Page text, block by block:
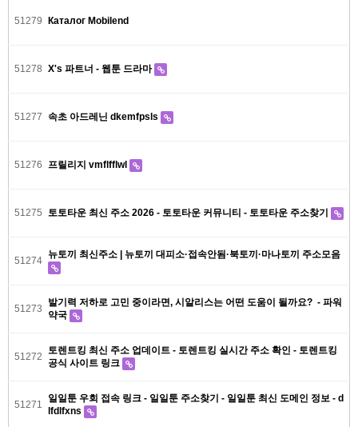
51279 Каталог Mobilend
51278 X's 파트너 - 웹툰 드라마
51277 속초 아드레닌 dkemfpsls
51276 프릴리지 vmflfflwl
51275 토토타운 최신 주소 2026 - 토토타운 커뮤니티 - 토토타운 주소찾기
51274
뉴토끼 최신주소 | 뉴토끼 대피소·접속안됨·북토끼·마나토끼 주소모음
51273
발기력 저하로 고민 중이라면, 시알리스는 어떤 도움이 될까요? - 파워
약국
51272
토렌트킹 최신 주소 업데이트 - 토렌트킹 실시간 주소 확인 - 토렌트킹
공식 사이트 링크
51271
일일툰 우회 접속 링크 - 일일툰 주소찾기 - 일일툰 최신 도메인 정보 - d
lfdlfxns